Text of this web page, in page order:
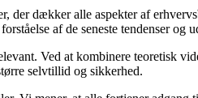
dækker alle aspekter af
af de seneste tendenser og
Ved at kombinere teoretisk
selvtillid og sikkerhed.